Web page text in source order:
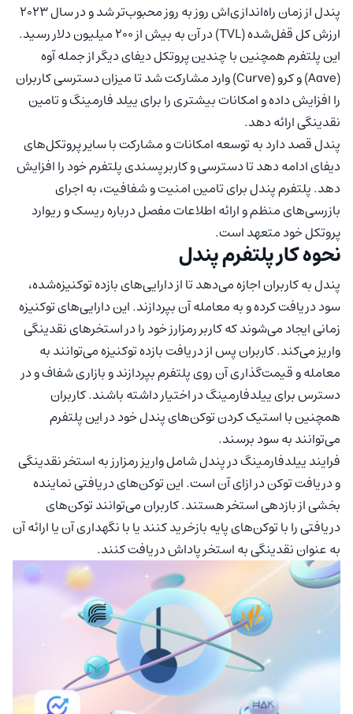
پندل از زمان راه‌اندازی‌اش روز به روز محبوب‌تر شد و در سال ۲۰۲۳
ارزش کل قفل‌شده (TVL) در آن به بیش از ۲۰۰ میلیون دلار رسید.
این پلتفرم همچنین با چندین پروتکل دیفای دیگر از جمله آوه
(Aave) و کرو (Curve) وارد مشارکت شد تا میزان دسترسی کاربران
را افزایش داده و امکانات بیشتری را برای ییلد فارمینگ و تامین
نقدینگی ارائه دهد.
پندل قصد دارد به توسعه امکانات و مشارکت با سایر پروتکل‌های
دیفای ادامه دهد تا دسترسی و کاربرپسندی پلتفرم خود را افزایش
دهد. پلتفرم پندل برای تامین امنیت و شفافیت، به اجرای
بازرسی‌های منظم و ارائه اطلاعات مفصل درباره ریسک و ریوارد
پروتکل خود متعهد است.
نحوه کار پلتفرم پندل
پندل به کاربران اجازه می‌دهد تا از دارایی‌های بازده توکنیزه‌شده،
سود دریافت کرده و به معامله آن بپردازند. این دارایی‌های توکنیزه
زمانی ایجاد می‌شوند که کاربر رمزارز خود را در استخرهای نقدینگی
واریز می‌کند. کاربران پس از دریافت بازده توکنیزه می‌توانند به
معامله و قیمت‌گذاری آن روی پلتفرم بپردازند و بازاری شفاف و در
دسترس برای ییلدفارمینگ در اختیار داشته باشند. کاربران
همچنین با استیک کردن توکن‌های پندل خود در این پلتفرم
می‌توانند به سود برسند.
فرایند ییلدفارمینگ در پندل شامل واریز رمزارز به استخر نقدینگی
و دریافت توکن در ازای آن است. این توکن‌های دریافتی نماینده
بخشی از بازدهی استخر هستند. کاربران می‌توانند توکن‌های
دریافتی را با توکن‌های پایه بازخرید کنند یا با نگهداری آن یا ارائه آن
به عنوان نقدینگی به استخر پاداش دریافت کنند.